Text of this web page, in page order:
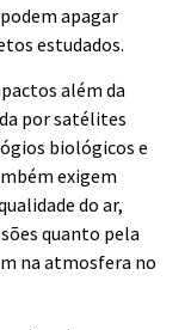
apagar
estudados.
além da
por satélites
biológicos e
exigem
do ar,
quanto pela
na atmosfera no